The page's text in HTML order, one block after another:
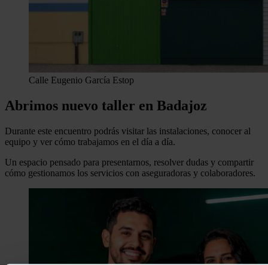
Calle Eugenio García Estop
Abrimos nuevo taller en Badajoz
Durante este encuentro podrás visitar las instalaciones, conocer al
equipo y ver cómo trabajamos en el día a día.
Un espacio pensado para presentarnos, resolver dudas y compartir
cómo gestionamos los servicios con aseguradoras y colaboradores.